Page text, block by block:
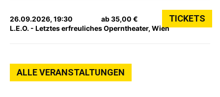
26.09.2026, 19:30
L.E.O. - Letztes erfreuliches Operntheater, Wien
ab 35,00 € TICKETS
ALLE VERANSTALTUNGEN